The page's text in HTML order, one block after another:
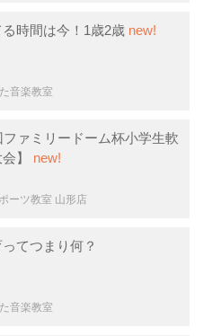
時間は今！1歳2歳 new!
音楽教室
ファミリードーム杯小学生軟
】 new!
ーツ教室 山形店
てつまり何？
音楽教室